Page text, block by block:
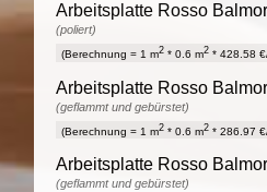
Arbeitsplatte Rosso
(poliert)
(Berechnung = 1 m2 * 0.6 m2 * 428.58
Arbeitsplatte Rosso
(geflammt und gebürstet)
(Berechnung = 1 m2 * 0.6 m2 * 286.97
Arbeitsplatte Rosso
(geflammt und gebürstet)